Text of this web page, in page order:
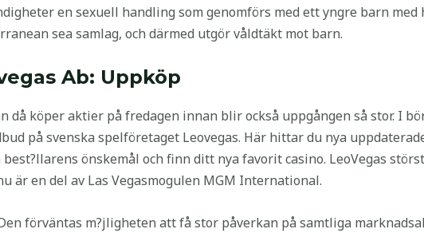
en sexuell handling som genomförs med ett yngre barn
sea samlag, och därmed utgör våldtäkt mot barn.
Ab: Uppköp
då köper aktier på fredagen innan blir också uppgången så stor. I
på svenska spelföretaget Leovegas. Här hittar du nya
önskemål och finn ditt nya favorit casino. LeoVegas
är en del av Las Vegasmogulen MGM International.
förväntas m?jligheten att få stor påverkan på samtliga